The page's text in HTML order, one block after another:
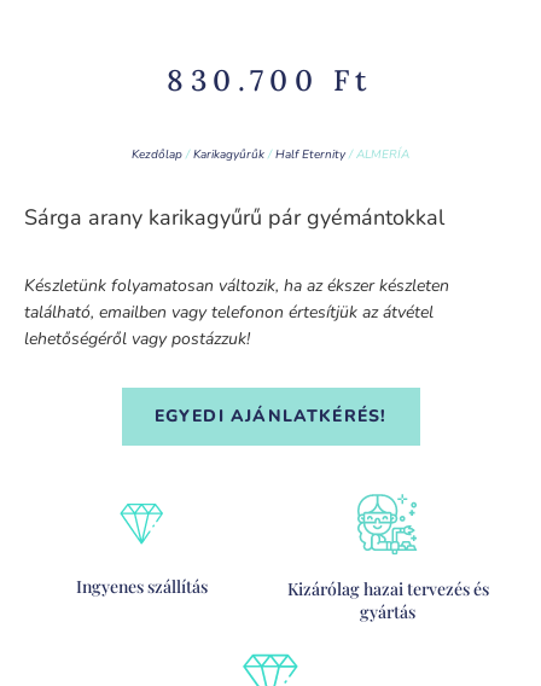
830.700 Ft
Kezdőlap/Karikagyűrűk/Half Eternity/ ALMERÍA
Sárga arany karikagyűrű pár gyémántokkal
Készletünk folyamatosan változik, ha az ékszer készleten
található, emailben vagy telefonon értesítjük az átvétel
lehetőségéről vagy postázzuk!
EGYEDI AJÁNLATKÉRÉS!
Ingyenes szállítás
Kizárólag hazai tervezés és
gyártás